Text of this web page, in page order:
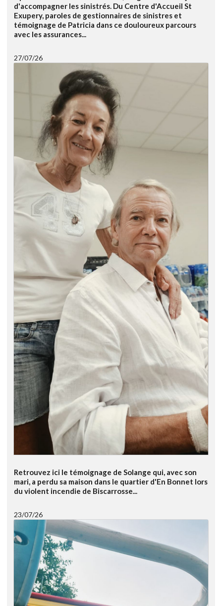
d'accompagner les sinistrés. Du Centre d'Accueil St
Exupery, paroles de gestionnaires de sinistres et
témoignage de Patricia dans ce douloureux parcours
avec les assurances...
27/07/26
Retrouvez ici le témoignage de Solange qui, avec son
mari, a perdu sa maison dans le quartier d'En Bonnet lors
du violent incendie de Biscarrosse...
23/07/26